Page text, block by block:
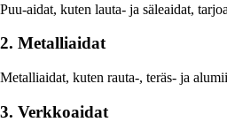
Puu-aidat, kuten lauta- ja säleaidat,
2. Metalliaidat
Metalliaidat, kuten rauta-, teräs- ja
3. Verkkoaidat